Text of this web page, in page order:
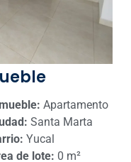
Apartamento
Santa Marta
Yucal
de lote: 0 m²